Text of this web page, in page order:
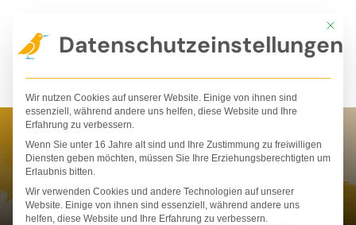
Inhalt
springen
Olha Taran
Mit
Datenschutzeinstellungen
Wir nutzen Cookies auf unserer Website. Einige von ihnen sind
essenziell, während andere uns helfen, diese Website und Ihre
Erfahrung zu verbessern.
Wenn Sie unter 16 Jahre alt sind und Ihre Zustimmung zu freiwilligen
Diensten geben möchten, müssen Sie Ihre Erziehungsberechtigten um
Erlaubnis bitten.
Wir verwenden Cookies und andere Technologien auf unserer
Website. Einige von ihnen sind essenziell, während andere uns
helfen, diese Website und Ihre Erfahrung zu verbessern.